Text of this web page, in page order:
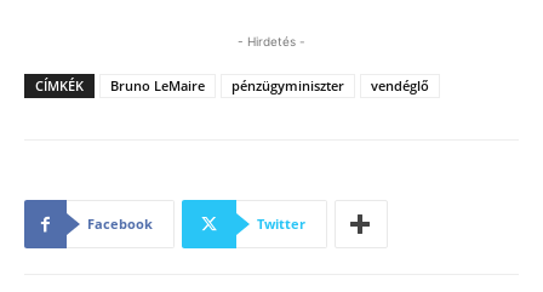
- Hirdetés -
CÍMKÉK Bruno LeMaire pénzügyminiszter vendéglő
Facebook Twitter